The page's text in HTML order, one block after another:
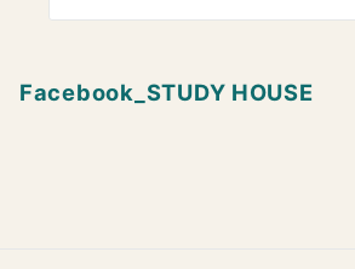
Facebook_STUDY HOUSE